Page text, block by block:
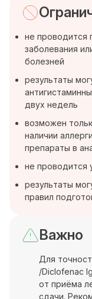
не проводится
заболевания
болезней
результаты
двух недель
возможен
наличии
препараты в
не проводится
результаты
правил
Важно
Для
/Diclofenac
от приёма
сдачи.